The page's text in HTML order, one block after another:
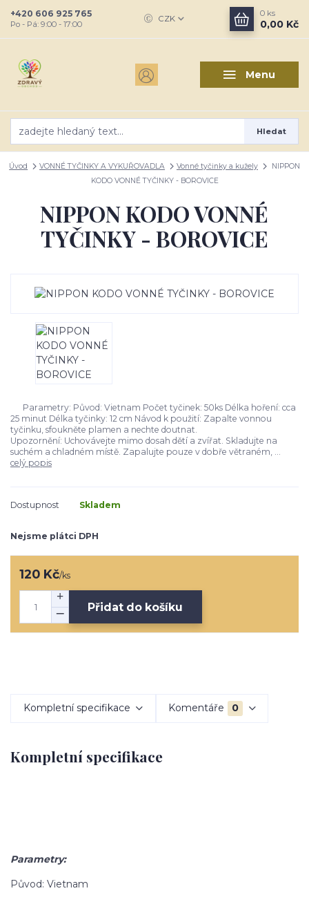
Menu
CZK
Hledat
+420 606 925 765
Po - Pá: 9:00 - 17:00
0 ks
0,00 Kč
Úvod VONNÉ TYČINKY A VYKUŘOVADLA Vonné tyčinky a kužely
NIPPON
KODO VONNÉ TYČINKY - BOROVICE
NIPPON KODO VONNÉ
TYČINKY - BOROVICE
Parametry: Původ: Vietnam Počet tyčinek: 50ks Délka hoření: cca
25 minut Délka tyčinky: 12 cm Návod k použití: Zapalte vonnou
tyčinku, sfoukněte plamen a nechte doutnat.
Upozornění: Uchovávejte mimo dosah dětí a zvířat. Skladujte na
suchém a chladném místě. Zapalujte pouze v dobře větraném, ...
celý popis
Dostupnost Skladem
Nejsme plátci DPH
120 Kč/ks
Přidat do košíku
Kompletní specifikace Komentáře 0
Kompletní specifikace
Parametry:
Původ: Vietnam